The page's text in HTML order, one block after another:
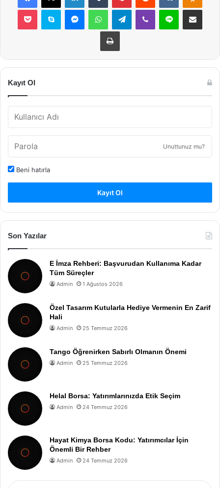
Pocket Skype MessengerWhatsAppTelegramViber Line E-Posta ile
Yazdır
Kayıt Ol
Unuttunuz mu?
Beni hatırla
Kayıt Ol
Son Yazılar
E İmza Rehberi: Başvurudan Kullanıma Kadar
Tüm Süreçler
Admin 1 Ağustos 2026
Özel Tasarım Kutularla Hediye Vermenin En Zarif
Hali
Admin 25 Temmuz 2026
Tango Öğrenirken Sabırlı Olmanın Önemi
Admin 25 Temmuz 2026
Helal Borsa: Yatırımlarınızda Etik Seçim
Admin 24 Temmuz 2026
Hayat Kimya Borsa Kodu: Yatırımcılar İçin
Önemli Bir Rehber
Admin 24 Temmuz 2026